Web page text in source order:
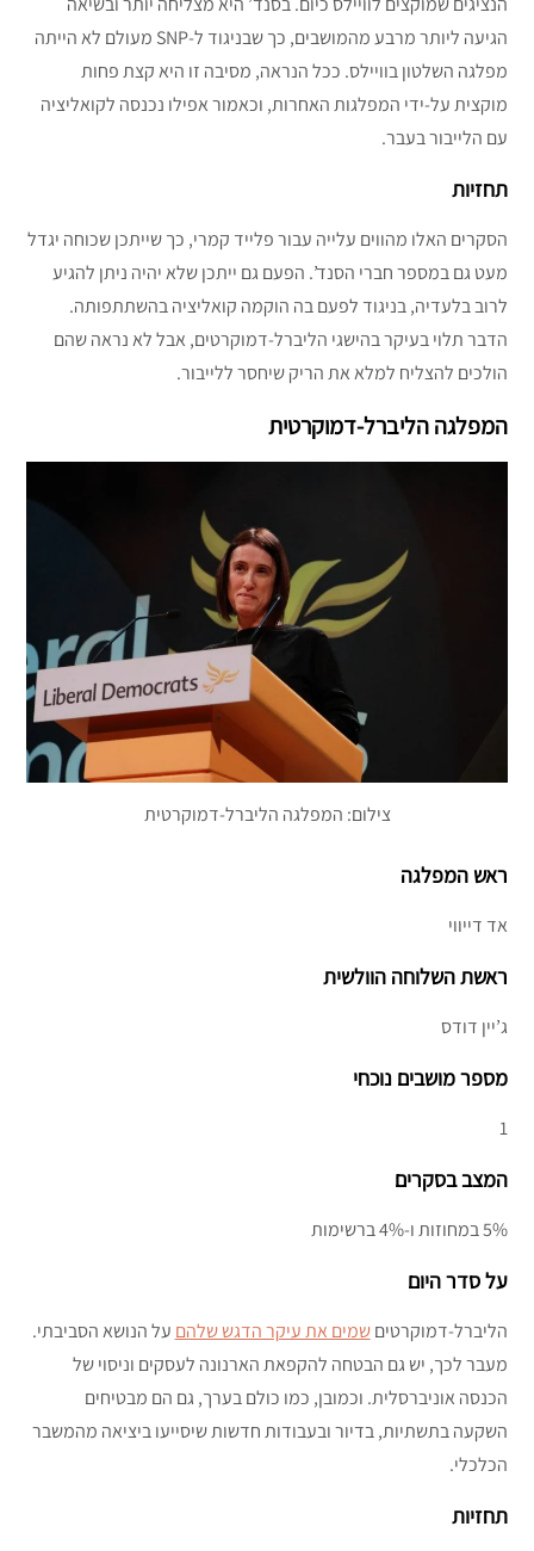
הגיעה ליותר מרבע מהמושבים, כך שבניגוד ל-SNP מעולם לא הייתה
מפלגה השלטון בוויילס. ככל הנראה, מסיבה זו היא קצת פחות
מוקצית על-ידי המפלגות האחרות, וכאמור אפילו נכנסה לקואליציה
עם הלייבור בעבר.
תחזיות
הסקרים האלו מהווים עלייה עבור פלייד קמרי, כך שייתכן שכוחה יגדל
מעט גם במספר חברי הסנד’. הפעם גם ייתכן שלא יהיה ניתן להגיע
לרוב בלעדיה, בניגוד לפעם בה הוקמה קואליציה בהשתתפותה.
הדבר תלוי בעיקר בהישגי הליברל-דמוקרטים, אבל לא נראה שהם
הולכים להצליח למלא את הריק שיחסר ללייבור.
המפלגה הליברל-דמוקרטית
צילום: המפלגה הליברל-דמוקרטית
ראש המפלגה
אד דייווי
ראשת השלוחה הוולשית
ג’יין דודס
מספר מושבים נוכחי
1
המצב בסקרים
5% במחוזות ו-4% ברשימות
על סדר היום
הליברל-דמוקרטיםשמים את עיקר הדגש שלהם על הנושא הסביבתי.
מעבר לכך, יש גם הבטחה להקפאת הארנונה לעסקים וניסוי של
הכנסה אוניברסלית. וכמובן, כמו כולם בערך, גם הם מבטיחים
השקעה בתשתיות, בדיור ובעבודות חדשות שיסייעו ביציאה מהמשבר
הכלכלי.
תחזיות